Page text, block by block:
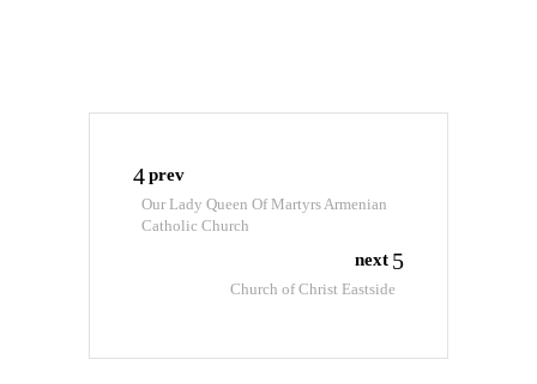
prev
Our Lady Queen Of Martyrs Armenian
Catholic Church
next
Church of Christ Eastside